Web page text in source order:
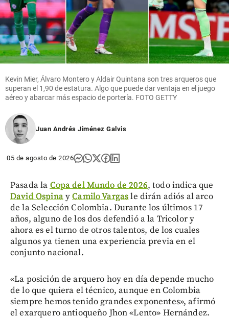
Kevin Mier, Álvaro Montero y Aldair Quintana son tres arqueros que
superan el 1,90 de estatura. Algo que puede dar ventaja en el juego
aéreo y abarcar más espacio de portería. FOTO GETTY
Juan Andrés Jiménez Galvis
05 de agosto de 2026
Pasada la Copa del Mundo de 2026, todo indica que
David OspinayCamilo Vargasle dirán adiós al arco
de la Selección Colombia. Durante los últimos 17
años, alguno de los dos defendió a la Tricolor y
ahora es el turno de otros talentos, de los cuales
algunos ya tienen una experiencia previa en el
conjunto nacional.
«La posición de arquero hoy en día depende mucho
de lo que quiera el técnico, aunque en Colombia
siempre hemos tenido grandes exponentes», afirmó
el exarquero antioqueño Jhon «Lento» Hernández.